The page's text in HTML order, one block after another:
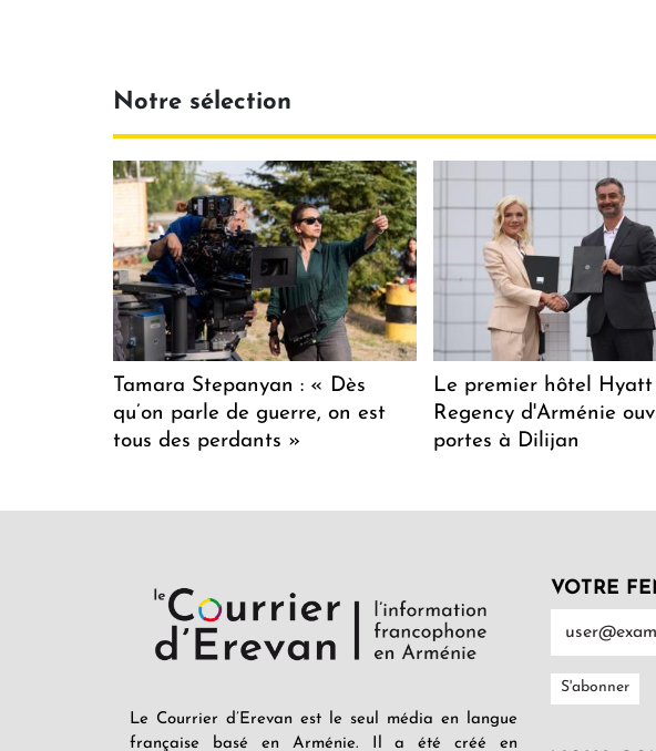
Notre sélection
Tamara Stepanyan : « Dès
qu’on parle de guerre, on est
tous des perdants »
Le premier hôtel Hyatt
Regency d'Arménie
portes à Dilijan
Le Courrier d’Erevan est le seul média en langue
française basé en Arménie. Il a été créé en
VOTRE